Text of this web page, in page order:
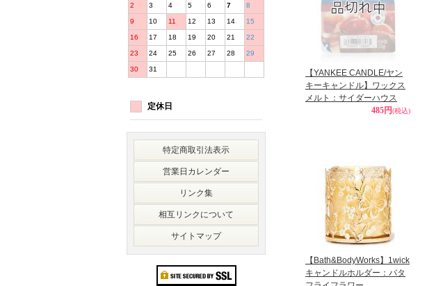
2 3 4 5 6 7 8
9 10 11 12 13 14 15
16 17 18 19 20 21 22
23 24 25 26 27 28 29
30 31
定休日
特定商取引法表示
営業日カレンダー
リンク集
相互リンクについて
サイトマップ
【YANKEE CANDLE/ヤン
キーキャンドル】ワックス
メルト：サイダーハウス
485円(税込)
【Bath&BodyWorks】1wick
キャンドルホルダー：バタ